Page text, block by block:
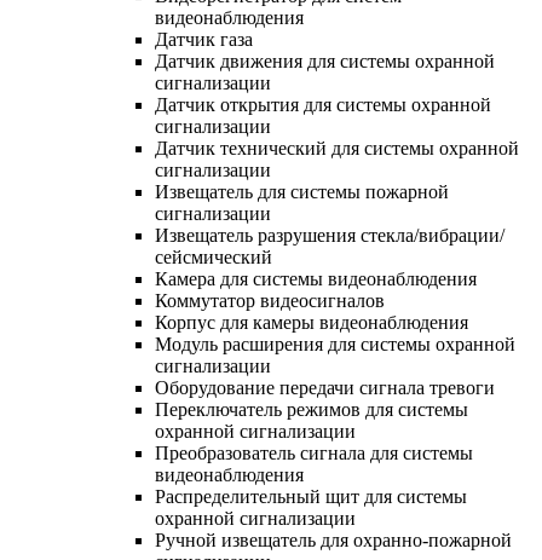
видеонаблюдения
Датчик газа
Датчик движения для системы охранной
сигнализации
Датчик открытия для системы охранной
сигнализации
Датчик технический для системы охранной
сигнализации
Извещатель для системы пожарной
сигнализации
Извещатель разрушения стекла/вибрации/
сейсмический
Камера для системы видеонаблюдения
Коммутатор видеосигналов
Корпус для камеры видеонаблюдения
Модуль расширения для системы охранной
сигнализации
Оборудование передачи сигнала тревоги
Переключатель режимов для системы
охранной сигнализации
Преобразователь сигнала для системы
видеонаблюдения
Распределительный щит для системы
охранной сигнализации
Ручной извещатель для охранно-пожарной